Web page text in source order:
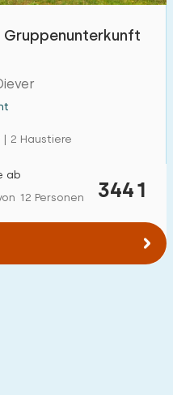
Gruppenunterkunft
| 2 Haustiere
3441
ab
12 Personen